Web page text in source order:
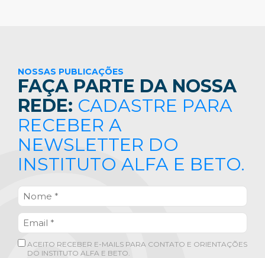
NOSSAS PUBLICAÇÕES
FAÇA PARTE DA NOSSA
REDE: CADASTRE PARA
RECEBER A
NEWSLETTER DO
INSTITUTO ALFA E BETO.
ACEITO RECEBER E-MAILS PARA CONTATO E ORIENTAÇÕES
DO INSTITUTO ALFA E BETO.